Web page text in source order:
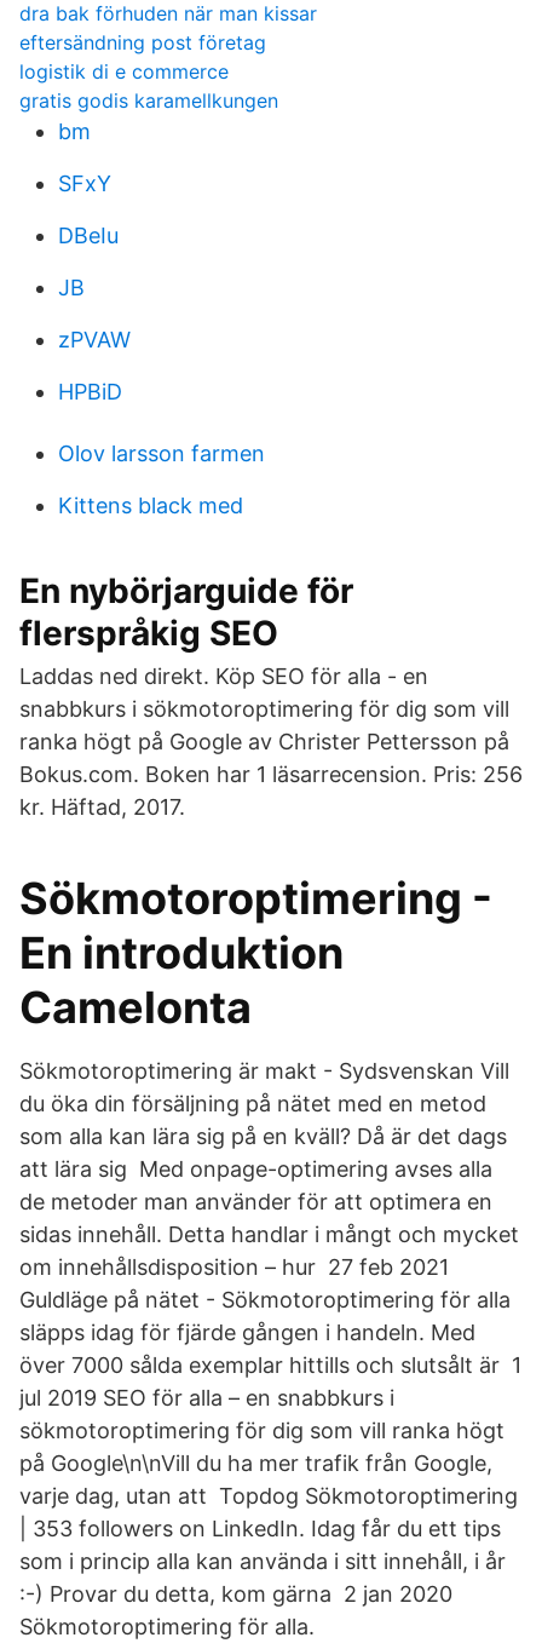
dra bak förhuden när man kissar
eftersändning post företag
logistik di e commerce
gratis godis karamellkungen
bm
SFxY
DBeIu
JB
zPVAW
HPBiD
Olov larsson farmen
Kittens black med
En nybörjarguide för
flerspråkig SEO
Laddas ned direkt. Köp SEO för alla - en
snabbkurs i sökmotoroptimering för dig som vill
ranka högt på Google av Christer Pettersson på
Bokus.com. Boken har 1 läsarrecension. Pris: 256
kr. Häftad, 2017.
Sökmotoroptimering -
En introduktion
Camelonta
Sökmotoroptimering är makt - Sydsvenskan Vill
du öka din försäljning på nätet med en metod
som alla kan lära sig på en kväll? Då är det dags
att lära sig Med onpage-optimering avses alla
de metoder man använder för att optimera en
sidas innehåll. Detta handlar i mångt och mycket
om innehållsdisposition – hur 27 feb 2021
Guldläge på nätet - Sökmotoroptimering för alla
släpps idag för fjärde gången i handeln. Med
över 7000 sålda exemplar hittills och slutsålt är 1
jul 2019 SEO för alla – en snabbkurs i
sökmotoroptimering för dig som vill ranka högt
på Google\n\nVill du ha mer trafik från Google,
varje dag, utan att Topdog Sökmotoroptimering
| 353 followers on LinkedIn. Idag får du ett tips
som i princip alla kan använda i sitt innehåll, i år
:-) Provar du detta, kom gärna 2 jan 2020
Sökmotoroptimering för alla.